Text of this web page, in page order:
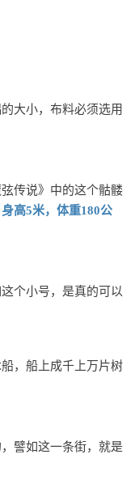
大小，布料必须选用
传说》中的这个骷髅
身高5米，体重180公
个小号，是真的可以
，船上成千上万片树
譬如这一条街，就是